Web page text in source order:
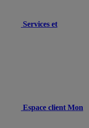
Services et
Espace client Mon